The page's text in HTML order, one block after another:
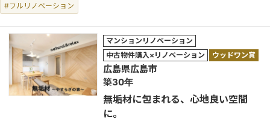
#フルリノベーション
マンションリノベーション
中古物件購入×リノベーション
ウッドワン賞
広島県広島市
築30年
無垢材に包まれる、心地良い空間
に。